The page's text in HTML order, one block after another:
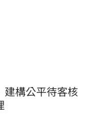
建構公平待客核